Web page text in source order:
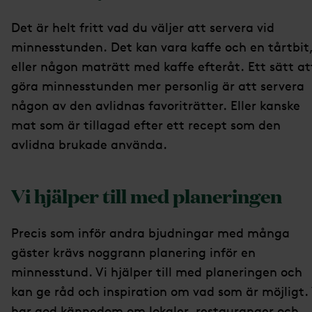
Det är helt fritt vad du väljer att servera vid
minnesstunden. Det kan vara kaffe och en
eller någon maträtt med kaffe efteråt. Ett sätt
göra minnesstunden mer personlig är att servera
någon av den avlidnas favoriträtter. Eller kanske
mat som är tillagad efter ett recept som den
avlidna brukade använda.
Vi hjälper till med planeringen
Precis som inför andra bjudningar med många
gäster krävs noggrann planering inför en
minnesstund. Vi hjälper till med planeringen och
kan ge råd och inspiration om vad som är möjligt.